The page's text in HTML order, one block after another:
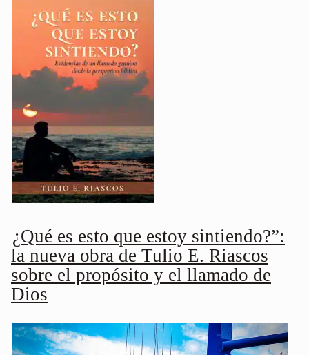
¿Qué es esto que estoy sintiendo?”:
la nueva obra de Tulio E. Riascos
sobre el propósito y el llamado de
Dios